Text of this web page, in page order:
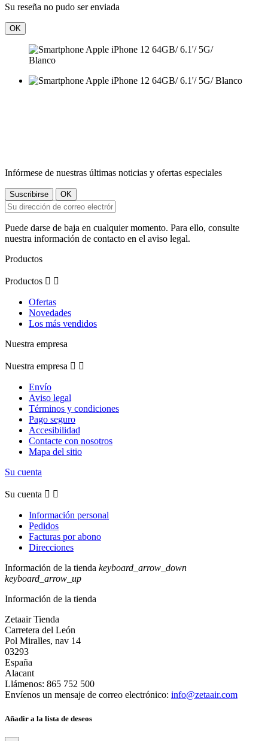
Su reseña no pudo ser enviada
OK
Infórmese de nuestras últimas noticias y ofertas especiales
Puede darse de baja en cualquier momento. Para ello, consulte
nuestra información de contacto en el aviso legal.
Productos
Productos  
Ofertas
Novedades
Los más vendidos
Nuestra empresa
Nuestra empresa  
Envío
Aviso legal
Términos y condiciones
Pago seguro
Accesibilidad
Contacte con nosotros
Mapa del sitio
Su cuenta
Su cuenta  
Información personal
Pedidos
Facturas por abono
Direcciones
Información de la tienda keyboard_arrow_down
keyboard_arrow_up
Información de la tienda
Zetaair Tienda
Carretera del León
Pol Miralles, nav 14
03293
España
Alacant
Llámenos: 865 752 500
Envíenos un mensaje de correo electrónico: info@zetaair.com
Añadir a la lista de deseos